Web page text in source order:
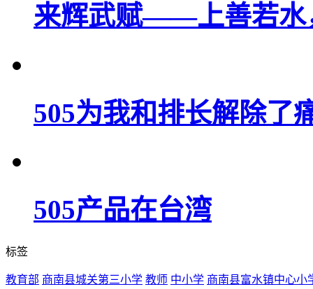
来辉武赋——上善若水
505为我和排长解除了
505产品在台湾
标签
教育部 商南县城关第三小学 教师 中小学 商南县富水镇中心小